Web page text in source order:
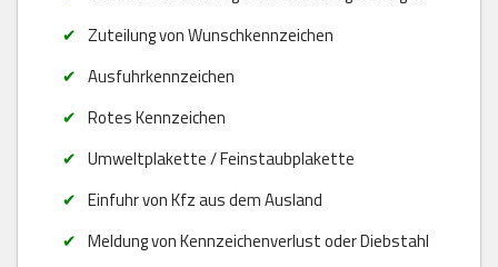
Zuteilung von Wunschkennzeichen
Ausfuhrkennzeichen
Rotes Kennzeichen
Umweltplakette / Feinstaubplakette
Einfuhr von Kfz aus dem Ausland
Meldung von Kennzeichenverlust oder Diebstahl